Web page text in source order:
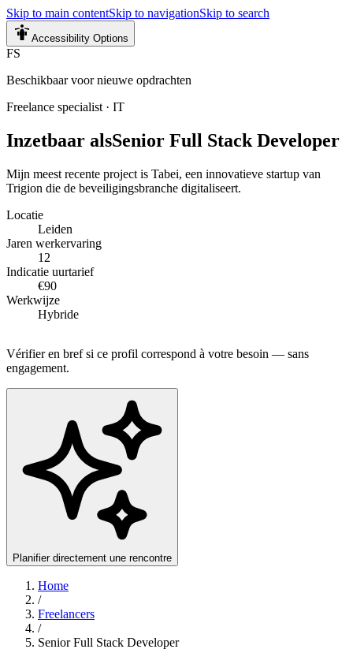
Skip to main contentSkip to navigationSkip to search
Accessibility Options
FS
Beschikbaar voor nieuwe opdrachten
Freelance specialist · IT
Inzetbaar alsSenior Full Stack Developer
Mijn meest recente project is Tabei, een innovatieve startup van
Trigion die de beveiligingsbranche digitaliseert.
Locatie
Leiden
Jaren werkervaring
12
Indicatie uurtarief
€90
Werkwijze
Hybride
Vérifier en bref si ce profil correspond à votre besoin — sans
engagement.
Planifier directement une rencontre
Home
/
Freelancers
/
Senior Full Stack Developer